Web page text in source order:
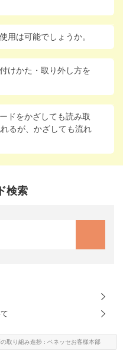
はこちら
紹介はこちら
用は可能でしょうか。
けかた・取り外し方を
ドをかざしても読み取
るが、かざしても流れ
検索
取り組み進捗 : ベネッセお客様本部